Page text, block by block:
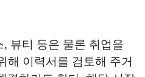
뷰티 등은 물론 취업을
해 이력서를 검토해 주거